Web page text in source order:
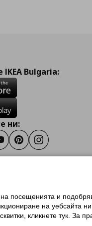
Bulgaria:
ни:
PinterestInstagram
на ikea.bg
посещенията и
на уебсайта
кликнете тук. За